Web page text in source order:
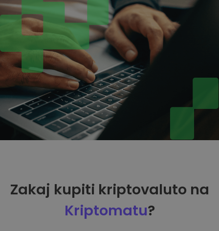
Zakaj kupiti kriptovaluto na
Kriptomatu?